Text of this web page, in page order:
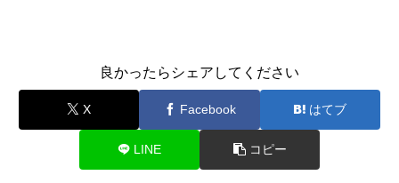
良かったらシェアしてください
X Facebook はてブ
LINE コピー